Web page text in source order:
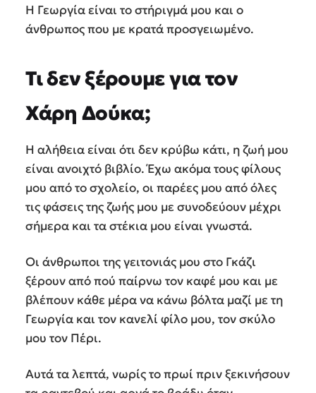
Η Γεωργία είναι το στήριγμά μου και ο
άνθρωπος που με κρατά προσγειωμένο.
Τι δεν ξέρουμε για τον
Χάρη Δούκα;
Η αλήθεια είναι ότι δεν κρύβω κάτι, η ζωή μου
είναι ανοιχτό βιβλίο. Έχω ακόμα τους φίλους
μου από το σχολείο, οι παρέες μου από όλες
τις φάσεις της ζωής μου με συνοδεύουν μέχρι
σήμερα και τα στέκια μου είναι γνωστά.
Οι άνθρωποι της γειτονιάς μου στο Γκάζι
ξέρουν από πού παίρνω τον καφέ μου και με
βλέπουν κάθε μέρα να κάνω βόλτα μαζί με τη
Γεωργία και τον κανελί φίλο μου, τον σκύλο
μου τον Πέρι.
Αυτά τα λεπτά, νωρίς το πρωί πριν ξεκινήσουν